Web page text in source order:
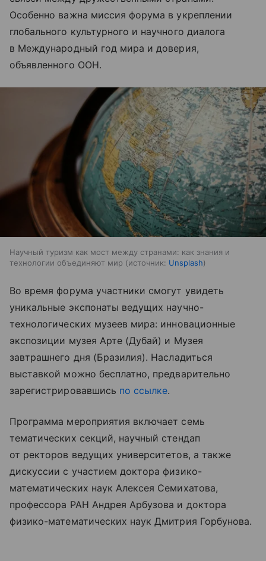
Особенно важна миссия форума в укреплении
глобального культурного и научного диалога
в Международный год мира и доверия,
объявленного ООН.
Научный туризм как мост между странами: как знания и
технологии объединяют мир
источник: Unsplash
Во время форума участники смогут увидеть
уникальные экспонаты ведущих научно-
технологических музеев мира: инновационные
экспозиции музея Арте (Дубай) и Музея
завтрашнего дня (Бразилия). Насладиться
выставкой можно бесплатно, предварительно
зарегистрировавшись по ссылке.
Программа мероприятия включает семь
тематических секций, научный стендап
от ректоров ведущих университетов, а также
дискуссии с участием доктора физико-
математических наук Алексея Семихатова,
профессора РАН Андрея Арбузова и доктора
физико-математических наук Дмитрия Горбунова.